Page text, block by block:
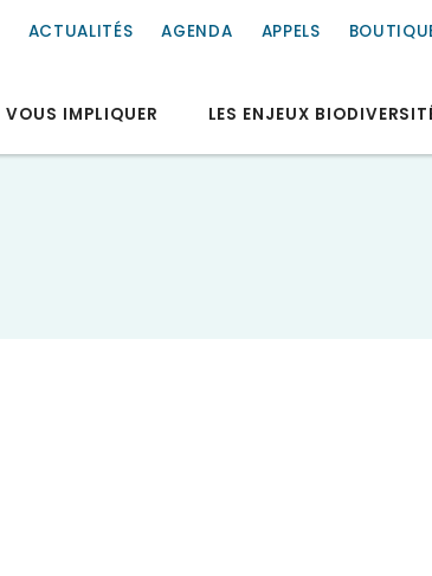
ACTUALITÉS AGENDA APPELS
VOUS IMPLIQUER LES ENJEUX